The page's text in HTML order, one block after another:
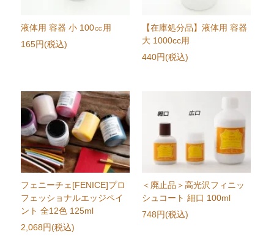
液体用 容器 小 100㏄用
165円(税込)
【在庫処分品】液体用 容器
大 1000cc用
440円(税込)
フェニーチェ[FENICE]プロ
フェッショナルエッジペイ
ント 全12色 125ml
2,068円(税込)
＜廃止品＞高光沢フィニッ
シュコート 細口 100ml
748円(税込)